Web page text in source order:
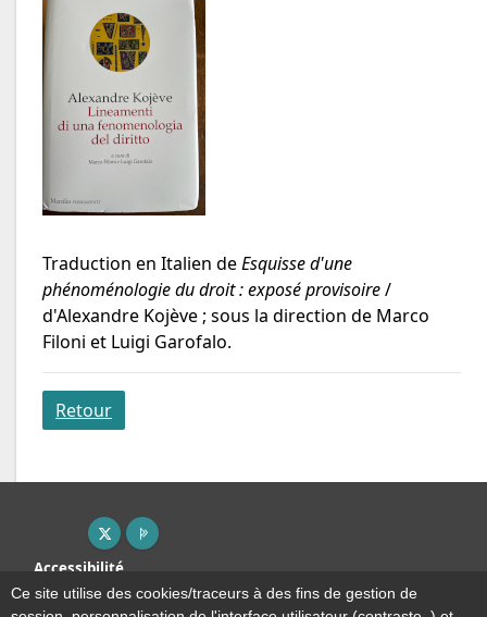
Traduction en Italien deEsquisse d'une
phénoménologie du droit : exposé provisoire/
d'Alexandre Kojève ; sous la direction de Marco
Filoni et Luigi Garofalo.
Retour
X ( nouvelle fenêtre)
Page pro ( nouvelle fenêtre)
Accessibilité
Plan du site
Mentions légales
Ce site utilise des cookies/traceurs à des fins de gestion de